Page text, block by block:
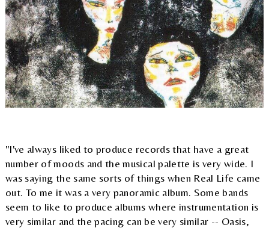
"I've always liked to produce records that have a great
number of moods and the musical palette is very wide. I
was saying the same sorts of things when Real Life came
out. To me it was a very panoramic album. Some bands
seem to like to produce albums where instrumentation is
very similar and the pacing can be very similar -- Oasis,